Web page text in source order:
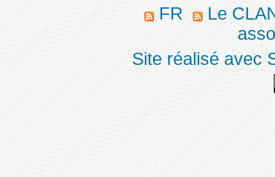
FR
Le
Site réalisé avec